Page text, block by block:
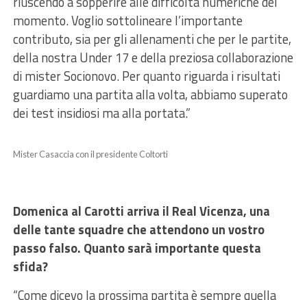
momento. Voglio sottolineare l’importante
contributo, sia per gli allenamenti che per le partite,
della nostra Under 17 e della preziosa collaborazione
di mister Socionovo. Per quanto riguarda i risultati
guardiamo una partita alla volta, abbiamo superato
dei test insidiosi ma alla portata.”
Mister Casaccia con il presidente Coltorti
Domenica al Carotti arriva il Real Vicenza, una
delle tante squadre che attendono un vostro
passo falso. Quanto sarà importante questa
sfida?
“Come dicevo la prossima partita è sempre quella